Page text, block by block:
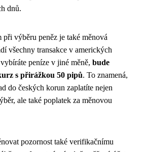
dnů.
výběru peněz je také měnová
všechny transakce v amerických
peníze v jiné měně, bude
s přirážkou 50 pipů. To znamená,
do českých korun zaplatíte nejen
ale také poplatek za měnovou
pozornost také verifikačnímu